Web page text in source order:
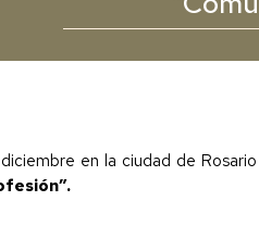
en la ciudad de